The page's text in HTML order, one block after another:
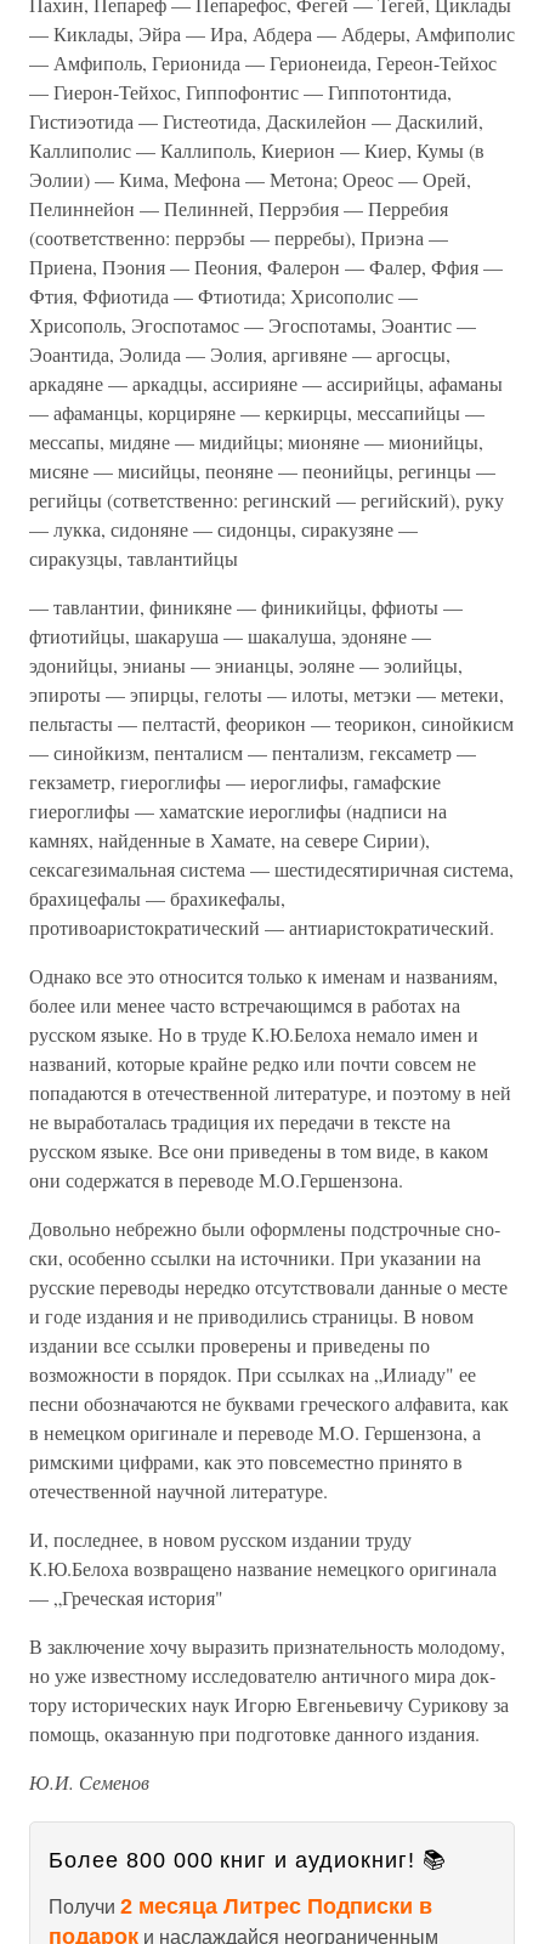
— Киклады, Эйра — Ира, Абдера — Абдеры, Амфиполис
— Амфиполь, Герионида — Герионеида, Гереон-Тейхос
— Гиерон-Тейхос, Гиппофонтис — Гиппотонтида,
Гистиэотида — Гистеотида, Даскилейон — Даскилий,
Каллиполис — Каллиполь, Киерион — Киер, Ку­мы (в
Эолии) — Кима, Мефона — Метона; Ореос — Орей,
Пелиннейон — Пелинней, Перрэбия — Перребия
(соответ­ственно: перрэбы — перребы), Приэна —
Приена, Пэония — Пеония, Фалерон — Фалер, Ффия —
Фтия, Ффиотида — Фтиотида; Хрисополис —
Хрисополь, Эгоспотамос — Эгоспотамы, Эоантис —
Эоантида, Эолида — Эолия, аргивяне — аргосцы,
аркадяне — аркадцы, ассирияне — ассирийцы, афаманы
— афаманцы, корциряне — керкирцы, мессапийцы —
мессапы, мидяне — мидийцы; мионяне — мионийцы,
мисяне — мисийцы, пеоняне — пеонийцы, регинцы —
регийцы (сответственно: регинский — регийский), руку
— лукка, сидоняне — сидонцы, сиракузяне —
сиракузцы, тавлантийцы
— тавлантии, финикяне — финикийцы, ффиоты —
фтиотийцы, шакаруша — шакалуша, эдоняне —
эдонийцы, энианы — энианцы, эоляне — эолийцы,
эпироты — эпирцы, гелоты — илоты, метэки — метеки,
пельтасты — пелтастй, феорикон — теорикон, синойкисм
— синойкизм, пенталисм — пентализм, гексаметр —
гекзаметр, гиероглифы — иерог­лифы, гамафские
гиероглифы — хаматские иероглифы (над­писи на
камнях, найденные в Хамате, на севере Сирии),
сексагезимальная система — шестидесятиричная система,
бра­хицефалы — брахикефалы,
противоаристократический — антиаристократический.
Однако все это относится только к именам и названиям,
более или менее часто встречающимся в работах на
русском языке. Но в труде К.Ю.Белоха немало имен и
названий, ко­торые крайне редко или почти совсем не
попадаются в оте­чественной литературе, и поэтому в ней
не выработалась традиция их передачи в тексте на
русском языке. Все они приведены в том виде, в каком
они содержатся в переводе М.О.Гершензона.
Довольно небрежно были оформлены подстрочные сно­
ски, особенно ссылки на источники. При указании на
рус­ские переводы нередко отсутствовали данные о месте
и годе издания и не приводились страницы. В новом
издании все ссылки проверены и приведены по
возможности в порядок. При ссылках на „Илиаду" ее
песни обозначаются не буквами греческого алфавита, как
в немецком оригинале и переводе М.О. Гершензона, а
римскими цифрами, как это повсеместно принято в
отечественной научной литературе.
И, последнее, в новом русском издании труду
К.Ю.Белоха возвращено название немецкого оригинала
— „Греческая история"
В заключение хочу выразить признательность молодо­му,
но уже известному исследователю античного мира док­
тору исторических наук Игорю Евгеньевичу Сурикову за
помощь, оказанную при подготовке данного издания.
Ю.И. Семенов
Более 800 000 книг и аудиокниг! 📚
Получи 2 месяца Литрес Подписки в
подарок и наслаждайся неограниченным